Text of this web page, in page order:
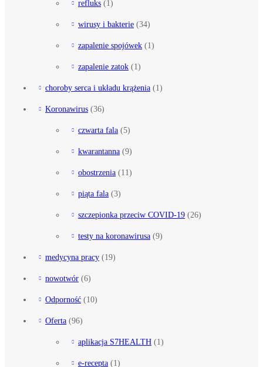
refluks (1)
wirusy i bakterie (34)
zapalenie spojówek (1)
zapalenie zatok (1)
choroby serca i układu krążenia (1)
Koronawirus (36)
czwarta fala (5)
kwarantanna (9)
obostrzenia (11)
piąta fala (3)
szczepionka przeciw COVID-19 (26)
testy na koronawirusa (9)
medycyna pracy (19)
nowotwór (6)
Odporność (10)
Oferta (96)
aplikacja S7HEALTH (1)
e-recepta (1)